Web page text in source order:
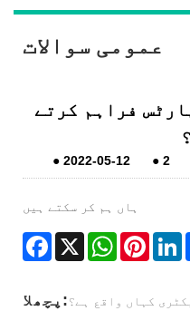
عمومی سوالات
فراہم کرتے
●2022-05-12 ●2
ہاں ہم کر سکتے ہیں
Facebook
X WhatsApp
پچھلا:کہاں واقع ہے؟